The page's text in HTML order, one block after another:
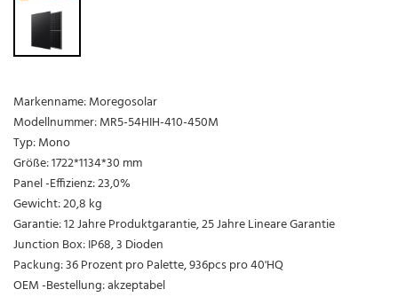
Markenname: Moregosolar
Modellnummer: MR5-54HIH-410-450M
Typ: Mono
Größe: 1722*1134*30 mm
Panel -Effizienz: 23,0%
Gewicht: 20,8 kg
Garantie: 12 Jahre Produktgarantie, 25 Jahre Lineare Garantie
Junction Box: IP68, 3 Dioden
Packung: 36 Prozent pro Palette, 936pcs pro 40'HQ
OEM -Bestellung: akzeptabel